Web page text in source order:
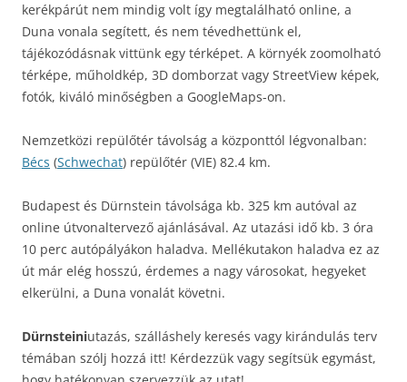
kerékpárút nem mindig volt így megtalálható online, a
Duna vonala segített, és nem tévedhettünk el,
tájékozódásnak vittünk egy térképet. A környék zoomolható
térképe, műholdkép, 3D domborzat vagy StreetView képek,
fotók, kiváló minőségben a GoogleMaps-on.
Nemzetközi repülőtér távolság a központtól légvonalban:
Bécs (Schwechat) repülőtér (VIE) 82.4 km.
Budapest és Dürnstein távolsága kb. 325 km autóval az
online útvonaltervező ajánlásával. Az utazási idő kb. 3 óra
10 perc autópályákon haladva. Mellékutakon haladva ez az
út már elég hosszú, érdemes a nagy városokat, hegyeket
elkerülni, a Duna vonalát követni.
Dürnsteiniutazás, szálláshely keresés vagy kirándulás terv
témában szólj hozzá itt! Kérdezzük vagy segítsük egymást,